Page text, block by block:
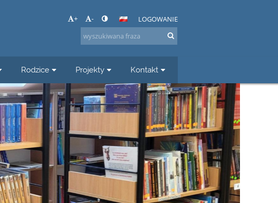
+ - LOGOWANIE
Rodzice Projekty Kontakt
📚 Zapraszamy do biblioteki